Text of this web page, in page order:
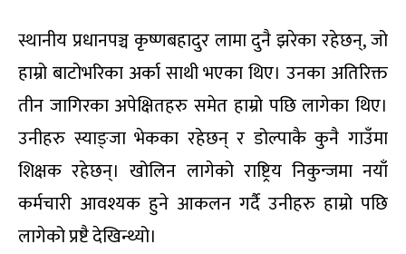
स्थानीय प्रधानपञ्च कृष्णबहादुर लामा दुनै झरेका रहेछन्, जो
हाम्रो बाटोभरिका अर्का साथी भएका थिए। उनका अतिरिक्त
तीन जागिरका अपेक्षितहरु समेत हाम्रो पछि लागेका थिए।
उनीहरु स्याङ्जा भेकका रहेछन् र डोल्पाकै कुनै गाउँमा
शिक्षक रहेछन्। खोलिन लागेको राष्ट्रिय निकुन्जमा नयाँ
कर्मचारी आवश्यक हुने आकलन गर्दै उनीहरु हाम्रो पछि
लागेको प्रष्टै देखिन्थ्यो।